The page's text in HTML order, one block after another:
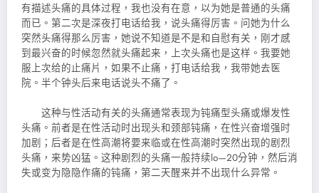
有描述头痛的具体过程，我也没有在意，以为她是普通的头痛
而已。第二次是深夜打电话给我，说头痛得厉害。问她为什么
突然头痛得那么厉害，她说不知道是不是和自慰有关，刚才感
到最兴奋的时候忽然就头痛起来，上次头痛也是这样。我要她
服上次给的止痛片，如果不止痛，打电话给我，我带她去医
院。半个钟头后来电话说头不痛了。
这种与性活动有关的头痛通常表现为钝痛型头痛或爆发性
头痛。前者是在性活动时出现头和颈部钝痛，在性兴奋增强时
加剧；后者是在性高潮将要来临或在性高潮时突然出现的剧烈
头痛，来势凶猛。这种剧烈的头痛一般持续lo—20分钟，然后消
失或变为隐隐作痛的钝痛，第二天醒来并不出现什么异常。